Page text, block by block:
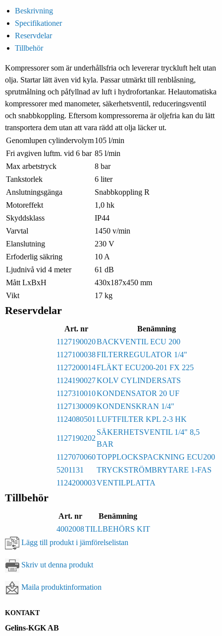
Beskrivning
Specifikationer
Reservdelar
Tillbehör
Kompressorer som är underhållsfria och levererar tryckluft helt utan
olja. Startar lätt även vid kyla. Passar utmärkt till renblåsning,
sprutmålning och påfyllnad av luft i hydrofortankar. Helautomatiska
kompressorer med manometer, säkerhetsventil, reduceringsventil
och snabbkoppling. Eftersom kompressorerna är oljefria kan du lätt
transportera dem utan att vara rädd att olja läcker ut.
Genomlupen cylindervolym105 l/min
Fri avgiven luftm. vid 6 bar 85 l/min
Max arbetstryck
8 bar
Tankstorlek
6 liter
Anslutningsgänga
Snabbkoppling R
Motoreffekt
1,0 hk
Skyddsklass
IP44
Varvtal
1450 v/min
Elanslutning
230 V
Erfoderlig säkring
10 A
Ljudnivå vid 4 meter
61 dB
Mått LxBxH
430x187x450 mm
Vikt
17 kg
Reservdelar
Art. nr
Benämning
1127190020BACKVENTIL ECU 200
1127100038FILTERREGULATOR 1/4"
1127200014FLÄKT ECU200-201 FX 225
1124190027KOLV CYLINDERSATS
1127310010KONDENSATOR 20 UF
1127130009KONDENSKRAN 1/4"
1124080501 LUFTFILTER KPL 2-3 HK
1127190202
SÄKERHETSVENTIL 1/4" 8,5
BAR
1127070060TOPPLOCKSPACKNING ECU200
5201131
TRYCKSTRÖMBRYTARE 1-FAS
1124200003VENTILPLATTA
Tillbehör
Art. nr
Benämning
4002008TILLBEHÖRS KIT
Lägg till produkt i jämförelselistan
Skriv ut denna produkt
Maila produktinformation
KONTAKT
Gelins-KGK AB